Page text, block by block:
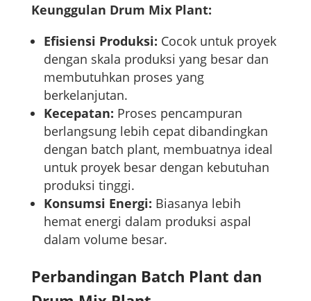
Keunggulan Drum Mix Plant:
Efisiensi Produksi: Cocok untuk proyek
dengan skala produksi yang besar dan
membutuhkan proses yang
berkelanjutan.
Kecepatan: Proses pencampuran
berlangsung lebih cepat dibandingkan
dengan batch plant, membuatnya ideal
untuk proyek besar dengan kebutuhan
produksi tinggi.
Konsumsi Energi: Biasanya lebih
hemat energi dalam produksi aspal
dalam volume besar.
Perbandingan Batch Plant dan